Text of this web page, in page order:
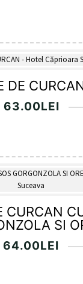
DE
63.00LEI
CURCAN
SI
64.00LEI